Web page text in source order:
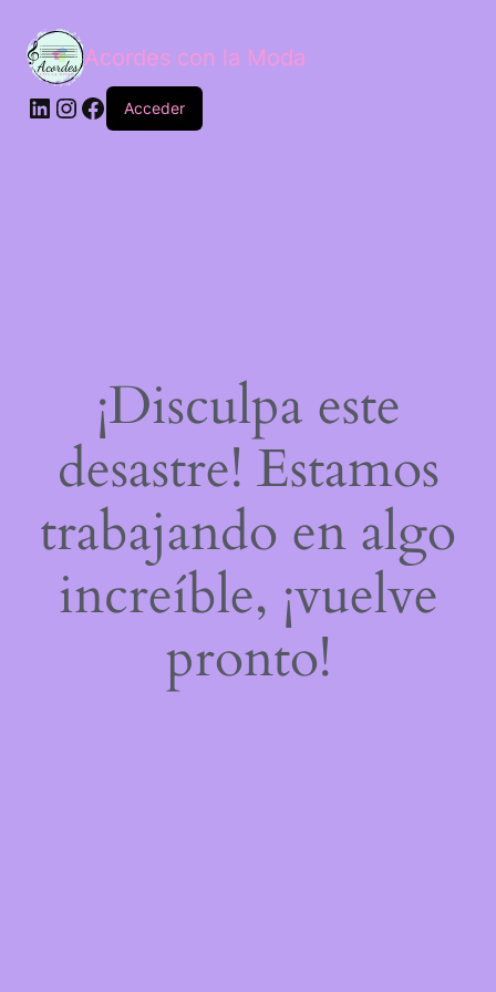
Acordes con la Moda
Acceder
¡Disculpa este
desastre! Estamos
trabajando en algo
increíble, ¡vuelve
pronto!